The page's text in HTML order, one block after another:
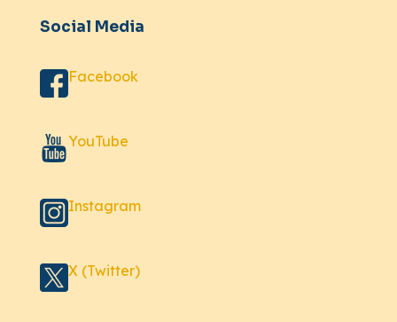
Social Media
Facebook
YouTube
Instagram
X (Twitter)